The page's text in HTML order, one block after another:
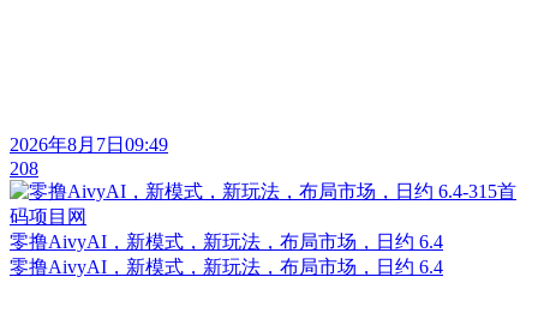
2026年8月7日09:49
208
零撸AivyAI，新模式，新玩法，布局市场，日约 6.4
零撸AivyAI，新模式，新玩法，布局市场，日约 6.4